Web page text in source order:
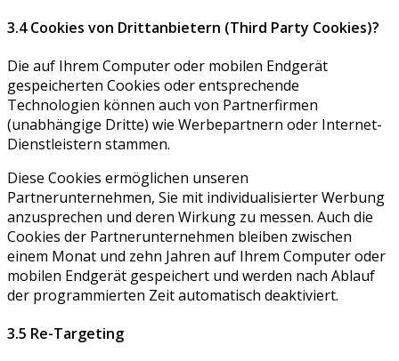
3.4 Cookies von Drittanbietern (Third Party Cookies)?
Die auf Ihrem Computer oder mobilen Endgerät
gespeicherten Cookies oder entsprechende
Technologien können auch von Partnerfirmen
(unabhängige Dritte) wie Werbepartnern oder Internet-
Dienstleistern stammen.
Diese Cookies ermöglichen unseren
Partnerunternehmen, Sie mit individualisierter Werbung
anzusprechen und deren Wirkung zu messen. Auch die
Cookies der Partnerunternehmen bleiben zwischen
einem Monat und zehn Jahren auf Ihrem Computer oder
mobilen Endgerät gespeichert und werden nach Ablauf
der programmierten Zeit automatisch deaktiviert.
3.5 Re-Targeting